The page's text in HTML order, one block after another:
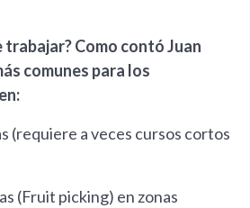
trabajar? Como contó Juan
comunes para los
(requiere a veces cursos cortos
(Fruit picking) en zonas